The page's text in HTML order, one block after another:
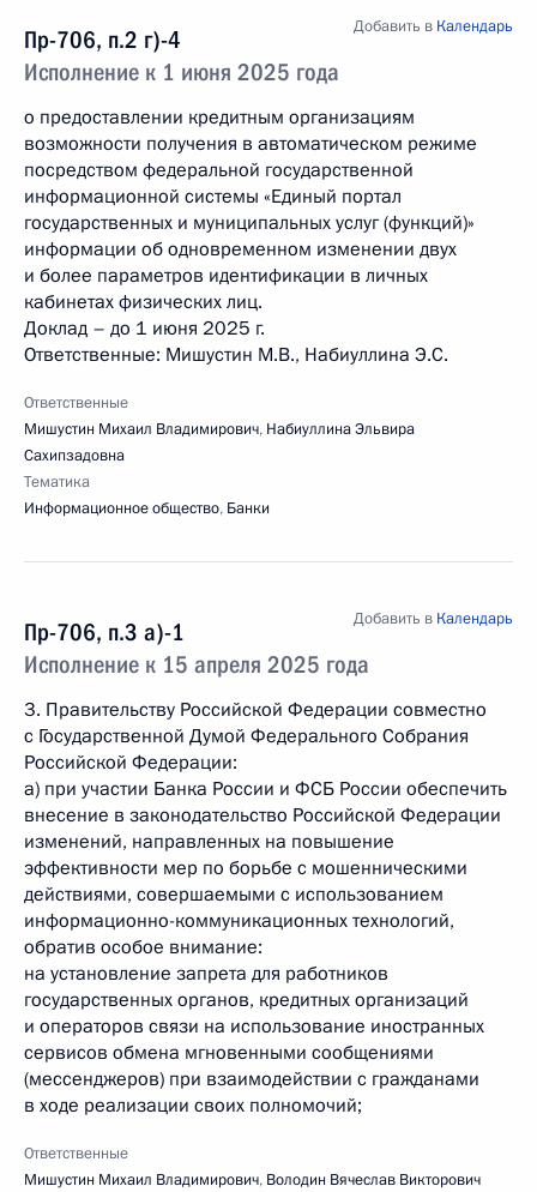
Пр-706, п.2 г)-4
Исполнение к 1 июня 2025 года
Добавить в Календарь
о предоставлении кредитным организациям
возможности получения в автоматическом режиме
посредством федеральной государственной
информационной системы «Единый портал
государственных и муниципальных услуг (функций)»
информации об одновременном изменении двух
и более параметров идентификации в личных
кабинетах физических лиц.
Доклад – до 1 июня 2025 г.
Ответственные: Мишустин М.В., Набиуллина Э.С.
Ответственные
Мишустин Михаил Владимирович, Набиуллина Эльвира
Сахипзадовна
Тематика
Информационное общество, Банки
Пр-706, п.3 а)-1
Исполнение к 15 апреля 2025 года
Добавить в Календарь
3. Правительству Российской Федерации совместно
с Государственной Думой Федерального Собрания
Российской Федерации:
а) при участии Банка России и ФСБ России обеспечить
внесение в законодательство Российской Федерации
изменений, направленных на повышение
эффективности мер по борьбе с мошенническими
действиями, совершаемыми с использованием
информационно-­коммуникационных технологий,
обратив особое внимание:
на установление запрета для работников
государственных органов, кредитных организаций
и операторов связи на использование иностранных
сервисов обмена мгновенными сообщениями
(мессенджеров) при взаимодействии с гражданами
в ходе реализации своих полномочий;
Ответственные
Мишустин Михаил Владимирович, Володин Вячеслав Викторович